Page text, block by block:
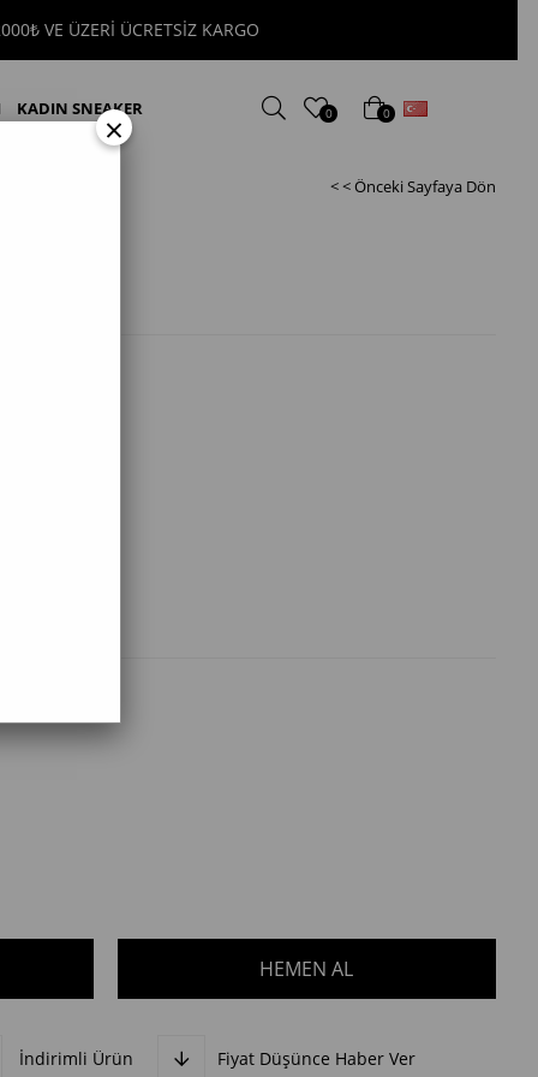
VE ÜZERİ ÜCRETSİZ KARGO
KADIN SNEAKER 0 0
< < Önceki Sayfaya Dön
İndirimli Ürün Fiyat Düşünce Haber Ver
×